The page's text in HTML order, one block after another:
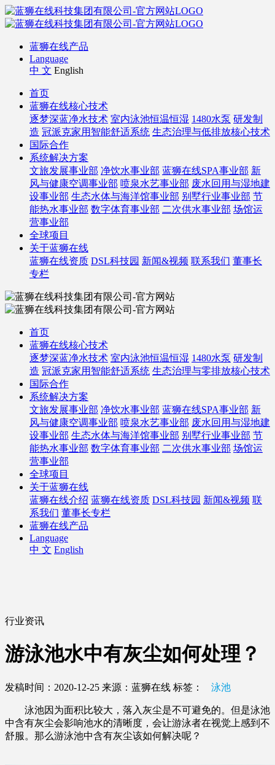
蓝狮在线产品
Language
中 文 English
首页
蓝狮在线核心技术
逐梦深蓝净水技术 室内泳池恒温恒湿 1480水泵 研发制
造 冠派克家用智能舒适系统 生态治理与低排放核心技术
国际合作
系统解决方案
文旅发展事业部 净饮水事业部 蓝狮在线SPA事业部 新
风与健康空调事业部 喷泉水艺事业部 废水回用与湿地建
设事业部 生态水体与海洋馆事业部 别墅行业事业部 节
能热水事业部 数字体育事业部 二次供水事业部 场馆运
营事业部
全球项目
关于蓝狮在线
蓝狮在线资质 DSL科技园 新闻&视频 联系我们 董事长
专栏
首页
蓝狮在线核心技术
逐梦深蓝净水技术 室内泳池恒温恒湿 1480水泵 研发制
造 冠派克家用智能舒适系统 生态治理与零排放核心技术
国际合作
系统解决方案
文旅发展事业部 净饮水事业部 蓝狮在线SPA事业部 新
风与健康空调事业部 喷泉水艺事业部 废水回用与湿地建
设事业部 生态水体与海洋馆事业部 别墅行业事业部 节
能热水事业部 数字体育事业部 二次供水事业部 场馆运
营事业部
全球项目
关于蓝狮在线
蓝狮在线介绍 蓝狮在线资质 DSL科技园 新闻&视频 联
系我们 董事长专栏
蓝狮在线产品
Language
中 文 English
行业资讯
游泳池水中有灰尘如何处理？
发稿时间：2020-12-25 来源：蓝狮在线 标签： 泳池
泳池因为面积比较大，落入灰尘是不可避免的。但是泳池
中含有灰尘会影响池水的清晰度，会让游泳者在视觉上感到不
舒服。那么游泳池中含有灰尘该如何解决呢？